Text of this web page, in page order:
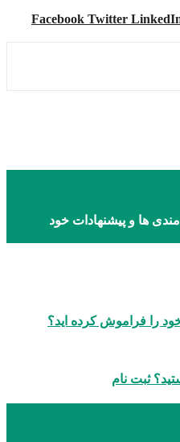
Facebook Twitter
ها و پیشنهادات خود
را فراموش کرده اید؟
ثبت نام